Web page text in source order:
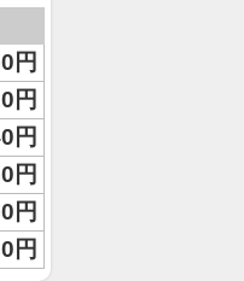
円
円
円
円
円
円